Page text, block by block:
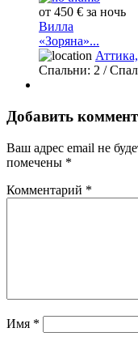
от 450 € за ночь
Вилла
«Зоряна»...
Спальни: 2 /
Добавить
Ваш адрес email не
помечены *
Комментарий *
Имя *